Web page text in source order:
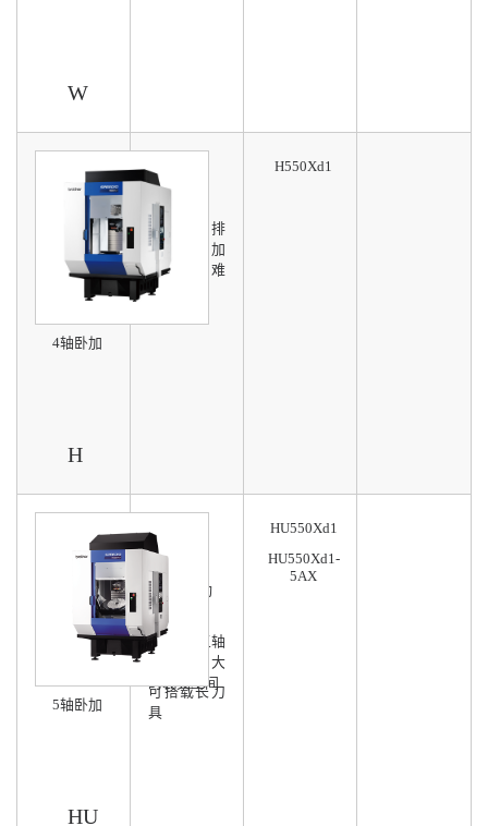
W
4轴卧加
H
单工作台
弥补立加排
屑不佳、加
工长工件难
的领域
H550Xd1
5轴卧加
HU
单工作台
可选5联动
Speedio五轴
系列中最大
的装夹空间
可搭载长刀
具
HU550Xd1
HU550Xd1-
5AX